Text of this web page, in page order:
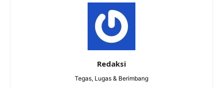
Redaksi
Tegas, Lugas & Berimbang